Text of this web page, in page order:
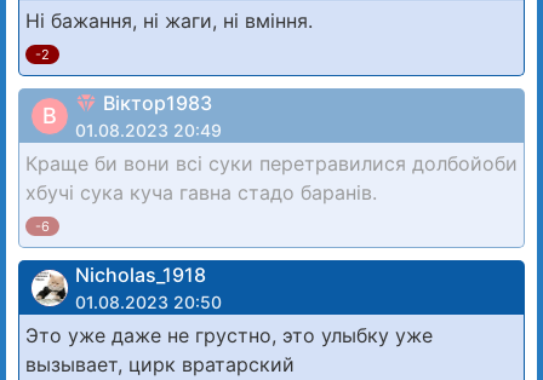
Ні бажання, ні жаги, ні вміння.
-2
В Віктор1983
01.08.2023 20:49
Краще би вони всі суки перетравилися долбойоби
хбучі сука куча гавна стадо баранів.
-6
Nicholas_1918
01.08.2023 20:50
Это уже даже не грустно, это улыбку уже
вызывает, цирк вратарский